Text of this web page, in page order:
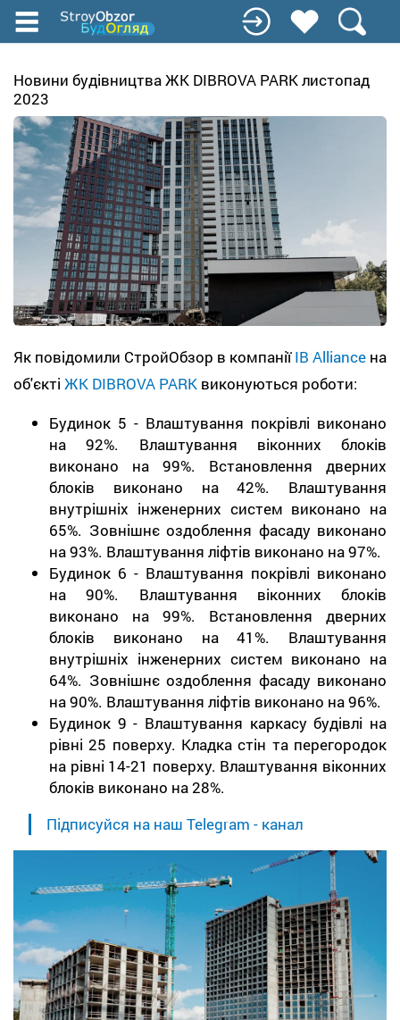
Перейти
до
вмісту
Новини будівництва ЖК DIBROVA PARK листопад
2023
Як повідомили СтройОбзор в компаніїIB Alliance на
об'єкті ЖК DIBROVA PARK виконуються роботи:
Будинок 5 - Влаштування покрівлі виконано
на 92%. Влаштування віконних блоків
виконано на 99%. Встановлення дверних
блоків виконано на 42%. Влаштування
внутрішніх інженерних систем виконано на
65%. Зовнішнє оздоблення фасаду виконано
на 93%. Влаштування ліфтів виконано на 97%.
Будинок 6 - Влаштування покрівлі виконано
на 90%. Влаштування віконних блоків
виконано на 99%. Встановлення дверних
блоків виконано на 41%. Влаштування
внутрішніх інженерних систем виконано на
64%. Зовнішнє оздоблення фасаду виконано
на 90%. Влаштування ліфтів виконано на 96%.
Будинок 9 - Влаштування каркасу будівлі на
рівні 25 поверху. Кладка стін та перегородок
на рівні 14-21 поверху. Влаштування віконних
блоків виконано на 28%.
Підписуйся на наш Telegram - канал